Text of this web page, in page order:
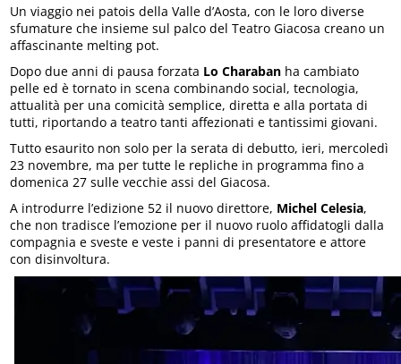
Un viaggio nei patois della Valle d’Aosta, con le loro diverse
sfumature che insieme sul palco del Teatro Giacosa creano un
affascinante melting pot.
Dopo due anni di pausa forzata Lo Charaban ha cambiato
pelle ed è tornato in scena combinando social, tecnologia,
attualità per una comicità semplice, diretta e alla portata di
tutti, riportando a teatro tanti affezionati e tantissimi giovani.
Tutto esaurito non solo per la serata di debutto, ieri, mercoledì
23 novembre, ma per tutte le repliche in programma fino a
domenica 27 sulle vecchie assi del Giacosa.
A introdurre l’edizione 52 il nuovo direttore, Michel Celesia,
che non tradisce l’emozione per il nuovo ruolo affidatogli dalla
compagnia e sveste e veste i panni di presentatore e attore
con disinvoltura.